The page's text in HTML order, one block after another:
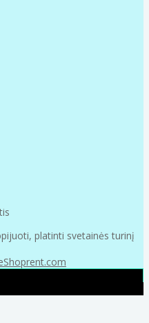
platinti svetainės turinį